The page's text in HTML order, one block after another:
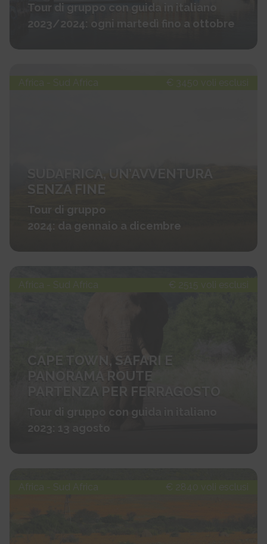
Tour di gruppo con guida in italiano
2023/2024: ogni martedì fino a ottobre
Africa - Sud Africa € 3450 voli esclusi
SENZA FINE
Tour di gruppo
2024: da gennaio a dicembre
Africa - Sud Africa € 2515 voli esclusi
CAPE TOWN, SAFARI E
PANORAMA ROUTE
PARTENZA PER FERRAGOSTO
Tour di gruppo con guida in italiano
2023: 13 agosto
Africa - Sud Africa € 2840 voli esclusi